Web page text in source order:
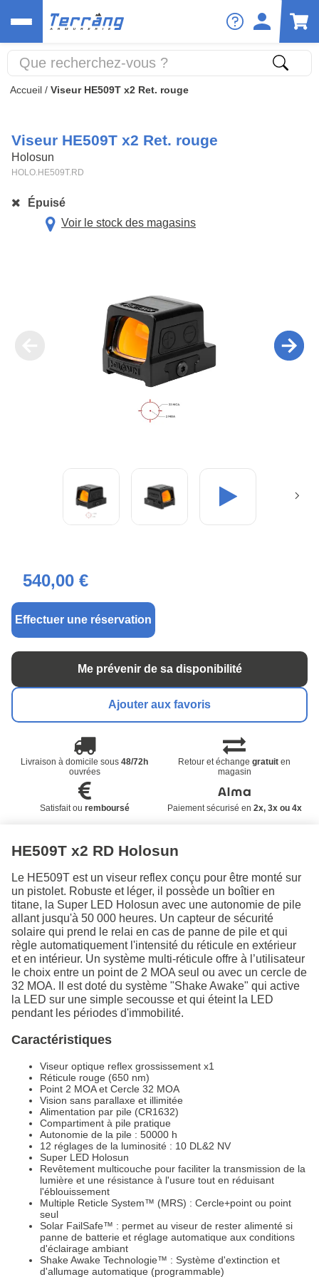
Accueil / Viseur HE509T x2 Ret. rouge
Viseur HE509T x2 Ret. rouge
Holosun
HOLO.HE509T.RD
Épuisé
Voir le stock des magasins
540,00 €
Effectuer une réservation
Me prévenir de sa disponibilité
Ajouter aux favoris
Livraison à domicile sous48/72h
ouvrées
Retour et échangegratuit en
magasin
Satisfait ou remboursé Paiement sécurisé en 2x, 3x ou 4x
HE509T x2 RD Holosun
Le HE509T est un viseur reflex conçu pour être monté sur
un pistolet. Robuste et léger, il possède un boîtier en
titane, la Super LED Holosun avec une autonomie de pile
allant jusqu'à 50 000 heures. Un capteur de sécurité
solaire qui prend le relai en cas de panne de pile et qui
règle automatiquement l'intensité du réticule en extérieur
et en intérieur. Un système multi-réticule offre à l’utilisateur
le choix entre un point de 2 MOA seul ou avec un cercle de
32 MOA. Il est doté du système "Shake Awake" qui active
la LED sur une simple secousse et qui éteint la LED
pendant les périodes d'immobilité.
Caractéristiques
Viseur optique reflex grossissement x1
Réticule rouge (650 nm)
Point 2 MOA et Cercle 32 MOA
Vision sans parallaxe et illimitée
Alimentation par pile (CR1632)
Compartiment à pile pratique
Autonomie de la pile : 50000 h
12 réglages de la luminosité : 10 DL&2 NV
Super LED Holosun
Revêtement multicouche pour faciliter la transmission de la
lumière et une résistance à l'usure tout en réduisant
l'éblouissement
Multiple Reticle System™ (MRS) : Cercle+point ou point
seul
Solar FailSafe™ : permet au viseur de rester alimenté si
panne de batterie et réglage automatique aux conditions
d'éclairage ambiant
Shake Awake Technologie™ : Système d'extinction et
d'allumage automatique (programmable)